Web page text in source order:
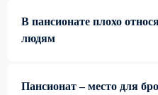
В пансионате плохо
людям
Пансионат – место для